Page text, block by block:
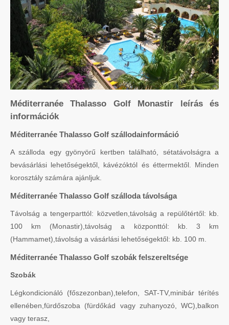
Méditerranée Thalasso Golf Monastir leírás és
információk
Méditerranée Thalasso Golf szállodainformáció
A szálloda egy gyönyörű kertben található, sétatávolságra a
bevásárlási lehetőségektől, kávézóktól és éttermektől. Minden
korosztály számára ajánljuk.
Méditerranée Thalasso Golf szálloda távolsága
Távolság a tengerparttól: közvetlen,távolság a repülőtértől: kb.
100 km (Monastir),távolság a központtól: kb. 3 km
(Hammamet),távolság a vásárlási lehetőségektől: kb. 100 m.
Méditerranée Thalasso Golf szobák felszereltsége
Szobák
Légkondicionáló (főszezonban),telefon, SAT-TV,minibár térítés
ellenében,fürdőszoba (fürdőkád vagy zuhanyozó, WC),balkon
vagy terasz,